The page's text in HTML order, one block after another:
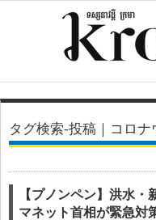
タグ検索-投稿｜コロナ
【プノンペン】洪水・
マネット首相が緊急対